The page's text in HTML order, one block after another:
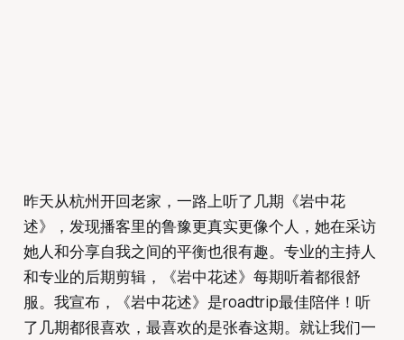
昨天从杭州开回老家，一路上听了几期《岩中花
述》，发现播客里的鲁豫更真实更像个人，她在采访
她人和分享自我之间的平衡也很有趣。专业的主持人
和专业的后期剪辑，《岩中花述》每期听着都很舒
服。我宣布，《岩中花述》是roadtrip最佳陪伴！听
了几期都很喜欢，最喜欢的是张春这期。就让我们一